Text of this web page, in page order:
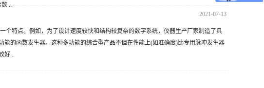
...
2021-07-13
个特点。例如，为了设计速度较快和结构较复杂的数字系统，仪器生产厂家制造了具
能的函数发生器。这种多功能的综合型产品不但在性能上(如准确度)比专用脉冲发生器
...